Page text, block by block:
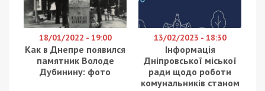
18/01/2022 - 19:00
Как в Днепре появился
памятник Володе
Дубинину: фото
13/02/2023 - 18:30
Інформація
Дніпровської міської
ради щодо роботи
комунальників станом